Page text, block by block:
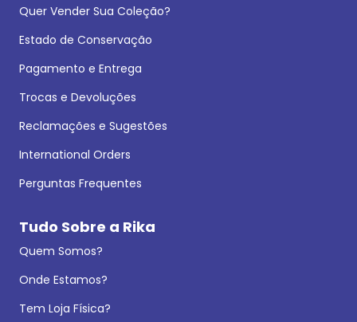
Quer Vender Sua Coleção?
Estado de Conservação
Pagamento e Entrega
Trocas e Devoluções
Reclamações e Sugestões
International Orders
Perguntas Frequentes
Tudo Sobre a Rika
Quem Somos?
Onde Estamos?
Tem Loja Física?